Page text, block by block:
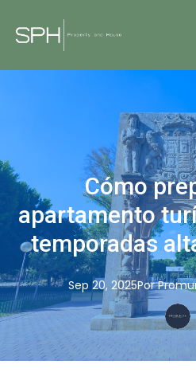
Cómo
apartamento
temporadas
Sep 20, 2025Por